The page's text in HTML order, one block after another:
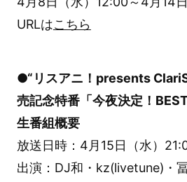
URLはこちら
●“リスアニ！presents
売記念特番「今夜決定！
生番組概要
放送日時：4月15日（水）
出演：DJ和・kz(livetune)・